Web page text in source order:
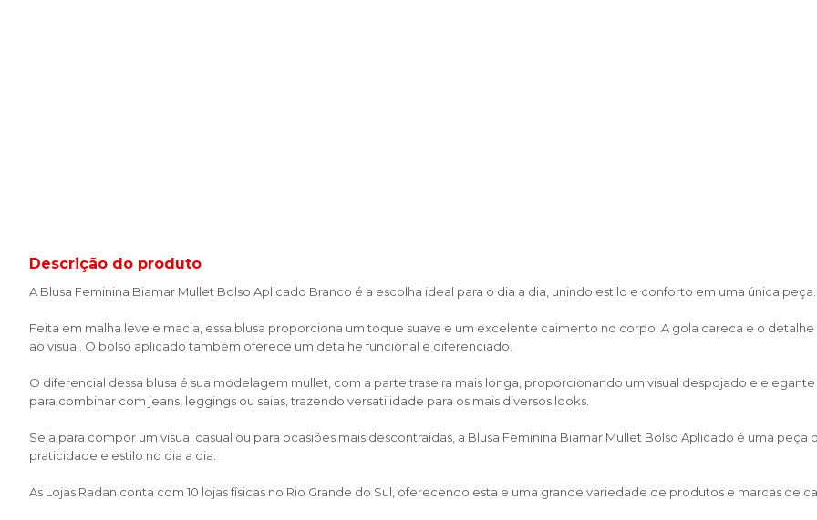
Descrição do produto
A Blusa Feminina Biamar Mullet Bolso Aplicado Branco é a escolha ideal para o dia a dia, unindo estilo e conforto em uma única peça.
Feita em malha leve e macia, essa blusa proporciona um toque suave e um excelente caimento no corpo. A gola careca e o
ao visual. O bolso aplicado também oferece um detalhe funcional e diferenciado.
O diferencial dessa blusa é sua modelagem mullet, com a parte traseira mais longa, proporcionando um visual despojado e
para combinar com jeans, leggings ou saias, trazendo versatilidade para os mais diversos looks.
Seja para compor um visual casual ou para ocasiões mais descontraídas, a Blusa Feminina Biamar Mullet Bolso Aplicado é uma
praticidade e estilo no dia a dia.
As Lojas Radan conta com 10 lojas físicas no Rio Grande do Sul, oferecendo esta e uma grande variedade de produtos e marcas de